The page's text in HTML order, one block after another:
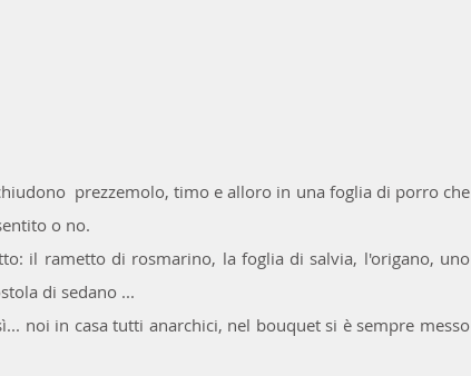
prezzemolo, timo e alloro in una foglia di porro che
o no.
il rametto di rosmarino, la foglia di salvia, l'origano, uno
di sedano ...
noi in casa tutti anarchici, nel bouquet si è sempre messo